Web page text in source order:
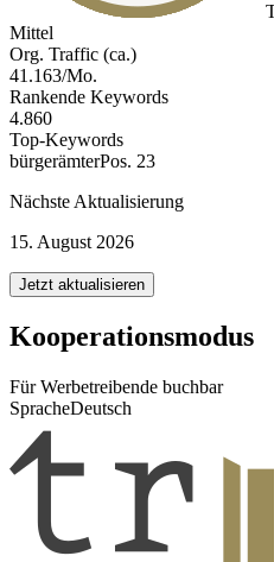
Mittel
Org. Traffic (ca.)
41.163/Mo.
Rankende Keywords
4.860
Top-Keywords
bürgerämterPos. 23
Nächste Aktualisierung
15. August 2026
Jetzt aktualisieren
Kooperationsmodus
Für Werbetreibende buchbar
SpracheDeutsch